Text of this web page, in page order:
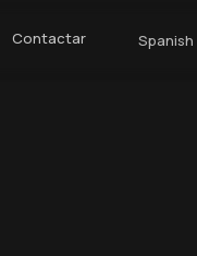
Contactar Spanish